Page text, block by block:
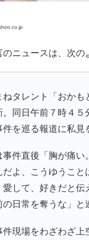
ニュースは、次の
タレント「 おかも
。同日午前７時４５
を巡る報道に私見
事件直後「胸が痛
だよ、こうゆうこ
愛して、好きだと
日常を奪うな」と
件現場をわざわざ